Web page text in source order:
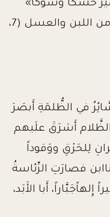
حَسَكاً وشَوكاً»
ولكن الطفل وشعبه سيتغذون من اللبن والعسل (7،
في الظُّلمَةِ أَبصَرَ
أَشرَقَ علَيهم
لِلحَرْقِ ووَقوداً
فصارَتِ الرِّئاسةُ
أَبا الأَبَد،